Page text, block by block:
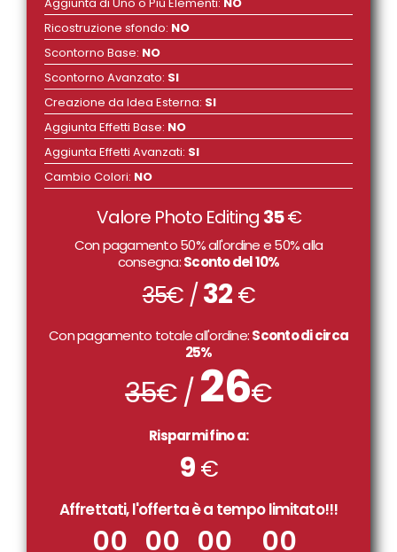
Ricostruzione sfondo: NO
Scontorno Base: NO
Scontorno Avanzato: SI
Creazione da Idea Esterna: SI
Aggiunta Effetti Base: NO
Aggiunta Effetti Avanzati: SI
Cambio Colori: NO
Valore Photo Editing 35€
Con pagamento 50% all'ordine e 50% alla
consegna:Sconto del 10%
35€ / 32€
Con pagamento totale all'ordine:Sconto di circa
25%
35€ / 26€
Risparmi fino a:
9 €
Affrettati, l'offerta è a tempo limitato!!!
00 00 00 00